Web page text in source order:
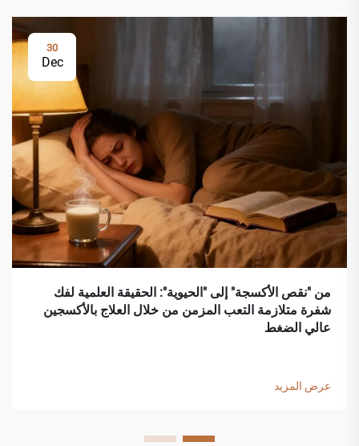
30
Dec
من "نقص الأكسجة" إلى "الحيوية": الحقيقة العلمية لفك
شفرة متلازمة التعب المزمن من خلال العلاج بالأكسجين
عالي الضغط
عرض المزيد